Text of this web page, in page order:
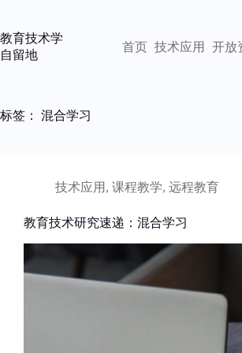
内
容
教育技术学
自留地
首页 技术应用 开放
标签： 混合学习
技术应用 , 课程教学, 远程教育
教育技术研究速递：混合学习